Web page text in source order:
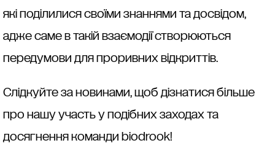
які поділилися своїми знаннями та досвідом,
адже саме в такій взаємодії створюються
передумови для проривних відкриттів.
Слідкуйте за новинами, щоб дізнатися більше
про нашу участь у подібних заходах та
досягнення команди biodrook!